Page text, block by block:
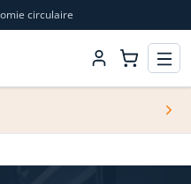
circulaire